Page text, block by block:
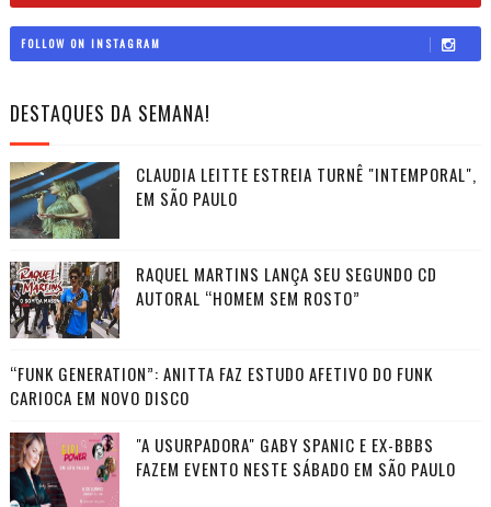
FOLLOW ON INSTAGRAM
DESTAQUES DA SEMANA!
CLAUDIA LEITTE ESTREIA TURNÊ "INTEMPORAL",
EM SÃO PAULO
RAQUEL MARTINS LANÇA SEU SEGUNDO CD
AUTORAL “HOMEM SEM ROSTO”
“FUNK GENERATION”: ANITTA FAZ ESTUDO AFETIVO DO FUNK
CARIOCA EM NOVO DISCO
"A USURPADORA" GABY SPANIC E EX-BBBS
FAZEM EVENTO NESTE SÁBADO EM SÃO PAULO